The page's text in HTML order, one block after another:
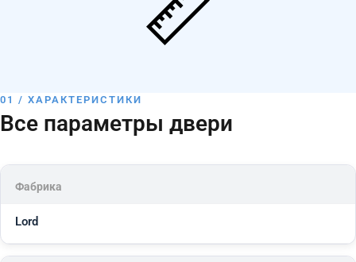
01 / ХАРАКТЕРИСТИКИ
Все параметры двери
Фабрика
Lord